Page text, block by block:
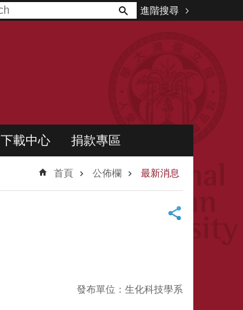
進階搜尋
下載中心 捐款專區
首頁 公佈欄 最新消息
發布單位：生化科技學系